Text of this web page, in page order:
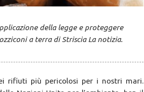
della legge e proteggere
a terra di Striscia La notizia.
rifiuti più pericolosi per i nostri mari.